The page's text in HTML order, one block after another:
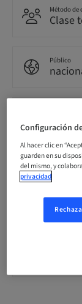
Método de
Clase
Público
15
Configuración
Al hacer clic en
guarden en su
del mismo, y
privacidad